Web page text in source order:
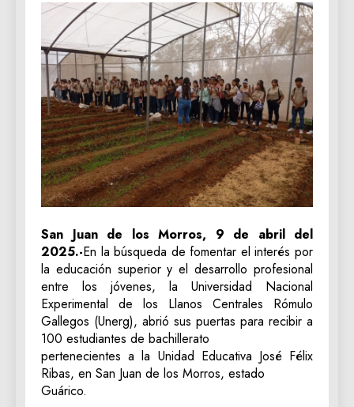
San Juan de los Morros, 9 de abril del
2025.-En la búsqueda de fomentar el interés por
la educación superior y el desarrollo profesional
entre los jóvenes, la Universidad Nacional
Experimental de los Llanos Centrales Rómulo
Gallegos (Unerg), abrió sus puertas para recibir a
100 estudiantes de bachillerato
pertenecientes a la Unidad Educativa José Félix
Ribas, en San Juan de los Morros, estado
Guárico.